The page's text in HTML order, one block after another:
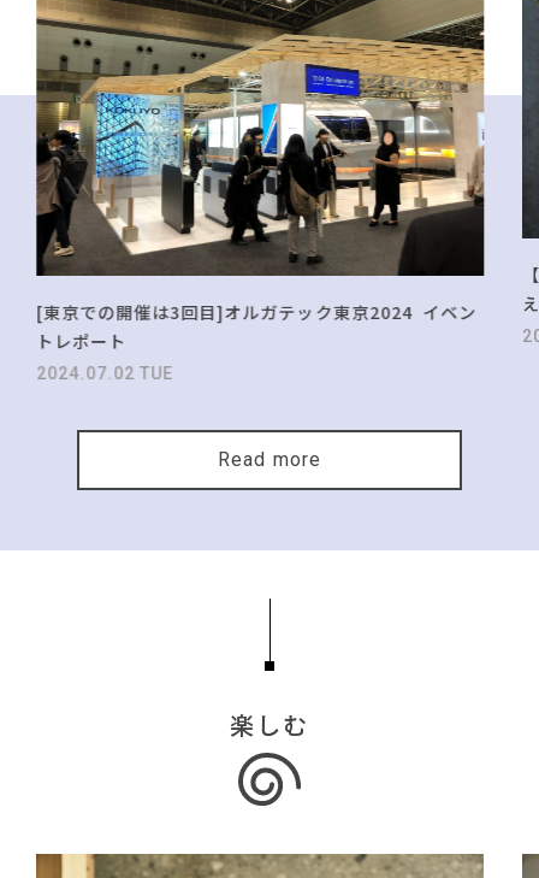
[東京での開催は3回目]オルガテック東京2024 イベン
トレポート
2024.07.02 TUE
Read more
楽しむ